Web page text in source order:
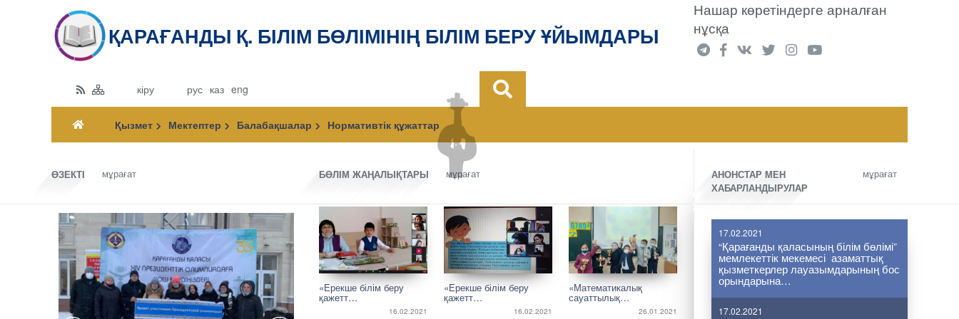
ҚАРАҒАНДЫ Қ. БІЛІМ БӨЛІМІНІҢ БІЛІМ БЕРУ ҰЙЫМДАРЫ
Нашар көретіндерге арналған
нұсқа
кіру рус каз eng
Қызмет Мектептер Балабақшалар Нормативтік құжаттар
ӨЗЕКТІ мұрағат БӨЛІМ ЖАҢАЛЫҚТАРЫ мұрағат
«Ерекше білім беру
қажетт…
16.02.2021
«Ерекше білім беру
қажетт…
16.02.2021
«Математикалық
сауаттылық…
26.01.2021
АНОНСТАР МЕН
ХАБАРЛАНДЫРУЛАР
мұрағат
17.02.2021
“Қарағанды қаласының білім бөлімі”
мемлекеттік мекемесі азаматтық
қызметкерлер лауазымдарының бос
орындарына…
17.02.2021